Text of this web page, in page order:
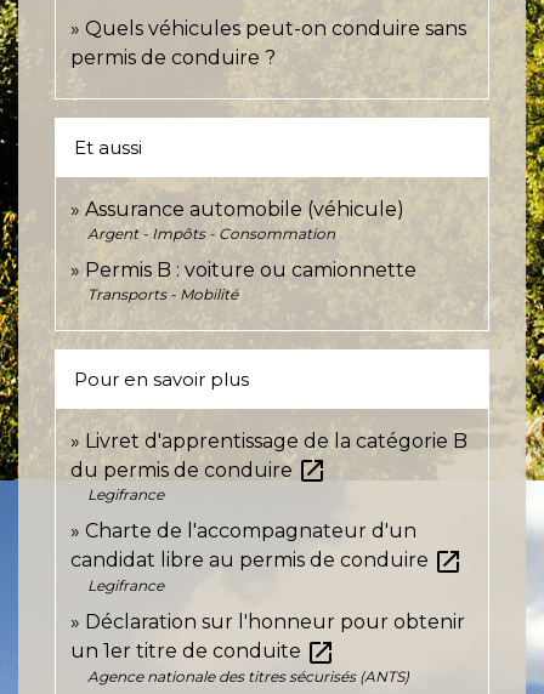
Quels véhicules peut-on conduire sans
permis de conduire ?
Et aussi
Assurance automobile (véhicule)
Argent - Impôts - Consommation
Permis B : voiture ou camionnette
Transports - Mobilité
Pour en savoir plus
Livret d'apprentissage de la catégorie B
du permis de conduire open_in_new
Legifrance
Charte de l'accompagnateur d'un
candidat libre au permis de conduire open_in_new
Legifrance
Déclaration sur l'honneur pour obtenir
un 1er titre de conduite open_in_new
Agence nationale des titres sécurisés (ANTS)